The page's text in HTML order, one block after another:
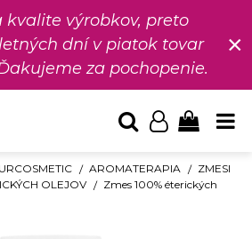
kvalite výrobkov, preto
dní v piatok tovar
za pochopenie.
×
AROMATERAPIA
ZMESI
OLEJOV
Zmes 100% éterických